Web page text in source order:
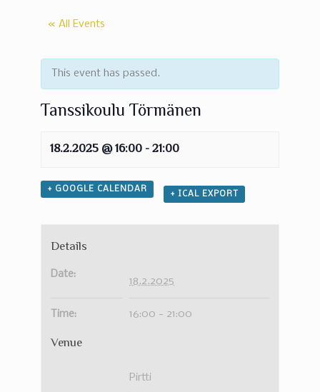
« All Events
This event has passed.
Tanssikoulu Törmänen
18.2.2025 @ 16:00- 21:00
+ GOOGLE CALENDAR
+ ICAL EXPORT
Details
Date:
18.2.2025
Time: 16:00 - 21:00
Venue
Pirtti